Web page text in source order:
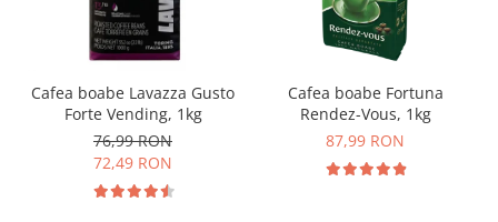
Cafea boabe Lavazza Gusto
Forte Vending, 1kg
76,99 RON
72,49 RON
Cafea boabe Fortuna
Rendez-Vous, 1kg
87,99 RON